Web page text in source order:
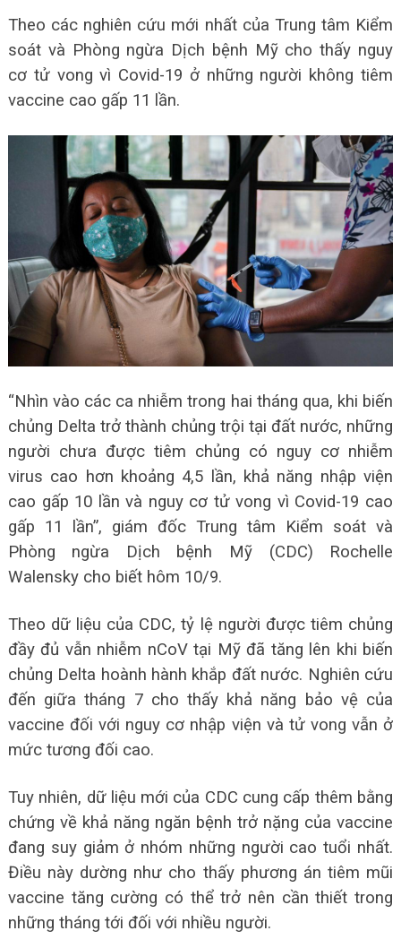
Theo các nghiên cứu mới nhất của Trung tâm Kiểm
soát và Phòng ngừa Dịch bệnh Mỹ cho thấy nguy
cơ tử vong vì Covid-19 ở những người không tiêm
vaccine cao gấp 11 lần.
“Nhìn vào các ca nhiễm trong hai tháng qua, khi biến
chủng Delta trở thành chủng trội tại đất nước, những
người chưa được tiêm chủng có nguy cơ nhiễm
virus cao hơn khoảng 4,5 lần, khả năng nhập viện
cao gấp 10 lần và nguy cơ tử vong vì Covid-19 cao
gấp 11 lần”, giám đốc Trung tâm Kiểm soát và
Phòng ngừa Dịch bệnh Mỹ (CDC) Rochelle
Walensky cho biết hôm 10/9.
Theo dữ liệu của CDC, tỷ lệ người được tiêm chủng
đầy đủ vẫn nhiễm nCoV tại Mỹ đã tăng lên khi biến
chủng Delta hoành hành khắp đất nước. Nghiên cứu
đến giữa tháng 7 cho thấy khả năng bảo vệ của
vaccine đối với nguy cơ nhập viện và tử vong vẫn ở
mức tương đối cao.
Tuy nhiên, dữ liệu mới của CDC cung cấp thêm bằng
chứng về khả năng ngăn bệnh trở nặng của vaccine
đang suy giảm ở nhóm những người cao tuổi nhất.
Điều này dường như cho thấy phương án tiêm mũi
vaccine tăng cường có thể trở nên cần thiết trong
những tháng tới đối với nhiều người.